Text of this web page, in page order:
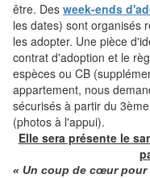
être. Des week-ends
les dates) sont organisés
les adopter. Une pièce
contrat d'adoption et le
espèces ou CB
appartement, nous
sécurisés à partir du
(photos à l'appui).
Elle sera présente le
« Un coup de cœur pour